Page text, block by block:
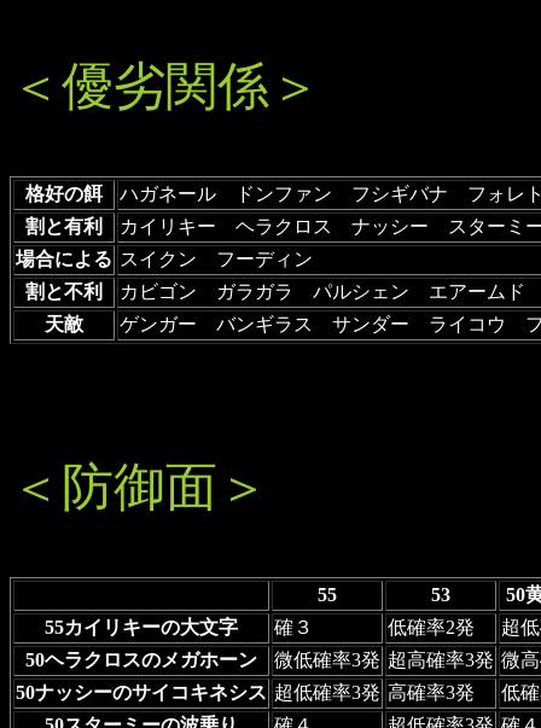
＜優劣関係＞
格好の餌
ハガネール ドンファン フシギバナ フォレ
割と有利
カイリキー ヘラクロス ナッシー スターミ
場合による スイクン フーディン
割と不利
カビゴン ガラガラ パルシェン エアームド
天敵
ゲンガー バンギラス サンダー ライコウ フ
＜防御面＞
55 53
50
55カイリキーの大文字
確３ 低確率2発
超
50ヘラクロスのメガホーン
微低確率3発 超高確率3発 微
50ナッシーのサイコキネシス 超低確率3発 高確率3発
低